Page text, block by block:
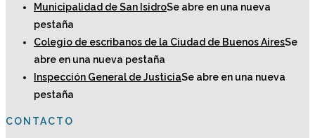
Municipalidad de San IsidroSe abre en una nueva
pestaña
Colegio de escribanos de la Ciudad de Buenos AiresSe
abre en una nueva pestaña
Inspección General de JusticiaSe abre en una nueva
pestaña
CONTACTO